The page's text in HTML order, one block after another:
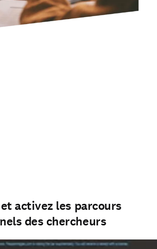
activez les parcours
des chercheurs